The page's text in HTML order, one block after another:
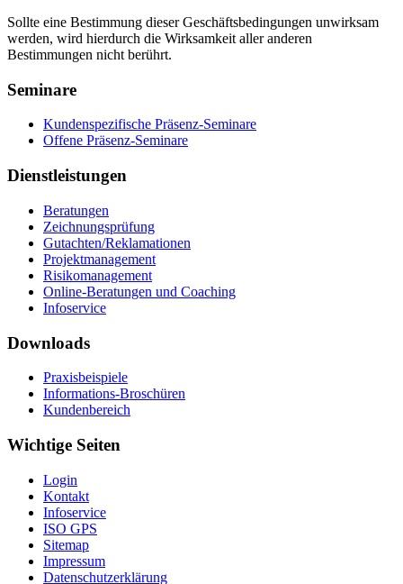
Sollte eine Bestimmung dieser Geschäftsbedingungen unwirksam
werden, wird hierdurch die Wirksamkeit aller anderen
Bestimmungen nicht berührt.
Seminare
Kundenspezifische Präsenz-Seminare
Offene Präsenz-Seminare
Dienstleistungen
Beratungen
Zeichnungsprüfung
Gutachten/Reklamationen
Projektmanagement
Risikomanagement
Online-Beratungen und Coaching
Infoservice
Downloads
Praxisbeispiele
Informations-Broschüren
Kundenbereich
Wichtige Seiten
Login
Kontakt
Infoservice
ISO GPS
Sitemap
Impressum
Datenschutzerklärung